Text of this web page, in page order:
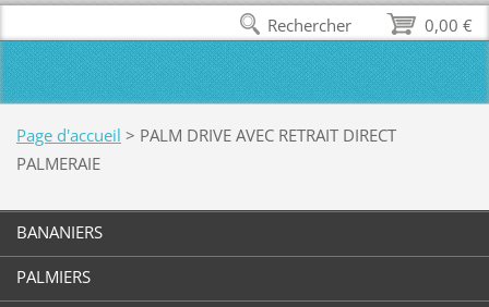
Page d'accueil > PALM DRIVE AVEC RETRAIT DIRECT
PALMERAIE
BANANIERS
PALMIERS
0,00 €
Rechercher